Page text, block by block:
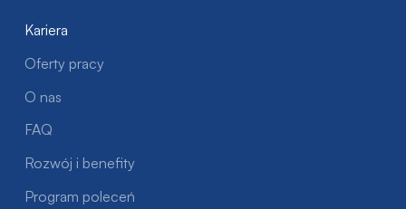
Kariera
Oferty pracy
O nas
FAQ
Rozwój i benefity
Program poleceń